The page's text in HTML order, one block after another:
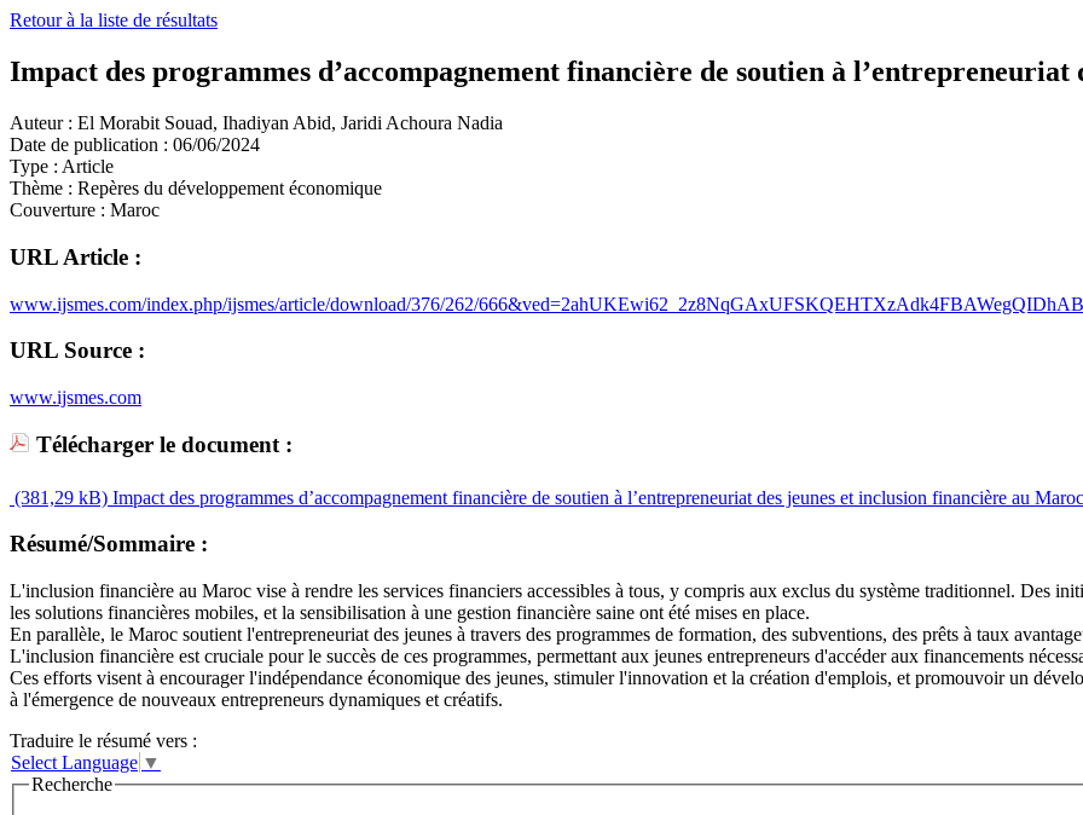
Retour à la liste de résultats
Impact des programmes d’accompagnement financière de soutien à
Auteur : El Morabit Souad, Ihadiyan Abid, Jaridi Achoura Nadia
Date de publication : 06/06/2024
Type : Article
Thème : Repères du développement économique
Couverture : Maroc
URL Article :
www.ijsmes.com/index.php/ijsmes/article/download/376/262/
URL Source :
www.ijsmes.com
Télécharger le document :
(381,29 kB) Impact des programmes d’accompagnement financière de soutien à l’entrepreneuriat des jeunes et inclusion financière au
Résumé/Sommaire :
L'inclusion financière au Maroc vise à rendre les services financiers accessibles à tous, y compris aux exclus du système traditionnel. Des
les solutions financières mobiles, et la sensibilisation à une gestion financière saine ont été mises en place.
En parallèle, le Maroc soutient l'entrepreneuriat des jeunes à travers des programmes de formation, des subventions, des prêts à taux
L'inclusion financière est cruciale pour le succès de ces programmes, permettant aux jeunes entrepreneurs d'accéder aux financements
Ces efforts visent à encourager l'indépendance économique des jeunes, stimuler l'innovation et la création d'emplois, et promouvoir un
à l'émergence de nouveaux entrepreneurs dynamiques et créatifs.
Traduire le résumé vers :
Select Language ▼
Recherche